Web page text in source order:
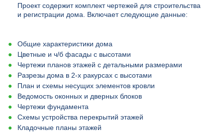
Проект содержит комплект чертежей для строительства
и регистрации дома. Включает следующие данные:
Общие характеристики дома
Цветные и ч/б фасады с высотами
Чертежи планов этажей с детальными размерами
Разрезы дома в 2-х ракурсах с высотами
План и схемы несущих элементов кровли
Ведомость оконных и дверных блоков
Чертежи фундамента
Схемы устройства перекрытий этажей
Кладочные планы этажей